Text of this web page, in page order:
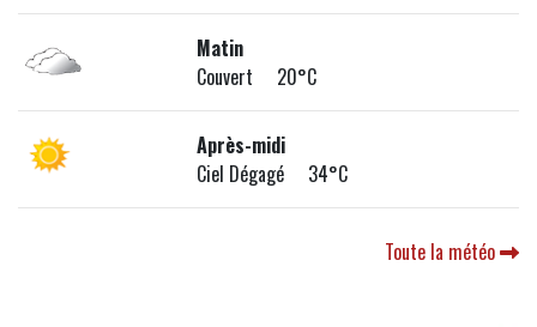
Matin
Couvert 20°C
Après-midi
Ciel Dégagé 34°C
Toute la météo